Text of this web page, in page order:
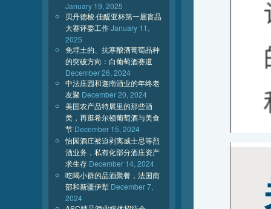
January 19, 2025
贝丹德梭·佳醍亚杯第一届盲品
大赛评委工作January 11,
2025
免埋土的、抗寒酿酒葡萄品种
的突破方向：白葡萄酒赛道
December 26, 2024
中法庄园和迦南酒业的年终老
友聚 December 20, 2024
美国农产品特展里的那些酒
类，再逛希尔顿葡萄酒与美食
节 December 15, 2024
怡园酒庄被迫剥离威士忌等烈
酒业务，私有化部分酒庄资产
求生存 December 14, 2024
吃喝小群的品酒聚餐，法国南
部和新疆伊犁 December 7,
2024